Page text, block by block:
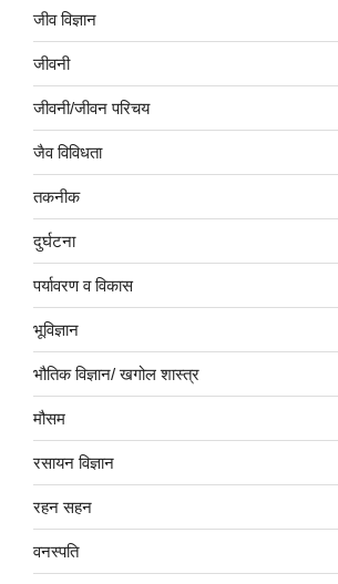
जीव विज्ञान
जीवनी
जीवनी/जीवन परिचय
जैव विविधता
तकनीक
दुर्घटना
पर्यावरण व विकास
भूविज्ञान
भौतिक विज्ञान/ खगोल शास्त्र
मौसम
रसायन विज्ञान
रहन सहन
वनस्पति